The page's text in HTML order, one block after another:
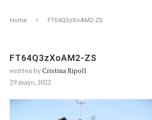
Home FT64Q3zXoAM2-ZS
FT64Q3zXoAM2-ZS
written byCristina Ripoll
29 mayo, 2022